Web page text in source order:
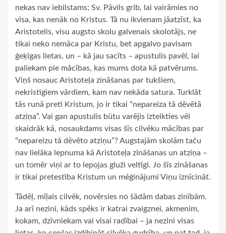
nekas nav iebilstams; Sv. Pāvils grib, lai vairāmies no
visa, kas nenāk no Kristus. Tā nu ikvienam jāatzīst, ka
Aristotelis, visu augsto skolu galvenais skolotājs, ne
tikai neko nemāca par Kristu, bet apgalvo pavisam
ģeķīgas lietas, un – kā jau sacīts – apustulis pavēl, lai
paliekam pie mācības, kas mums dota kā patvērums.
Viņš nosauc Aristoteļa zināšanas par tukšiem,
nekristīgiem vārdiem, kam nav nekāda satura. Turklāt
tās runā pretī Kristum, jo ir tikai “nepareiza tā dēvētā
atziņa”. Vai gan apustulis būtu varējis izteikties vēl
skaidrāk kā, nosaukdams visas šīs cilvēku mācības par
“nepareizu tā dēvēto atziņu”? Augstajām skolām taču
nav lielāka lepnuma kā Aristoteļa zināšanas un atziņa –
un tomēr viņi ar to lepojas gluži veltīgi. Jo šīs zināšanas
ir tikai pretestība Kristum un mēģinājumi Viņu iznīcināt.
Tādēļ, mīļais cilvēk, novērsies no šādām dabas zinībām.
Ja arī nezini, kāds spēks ir katrai zvaigznei, akmenim,
kokam, dzīvniekam vai visai radībai – ja nezini visas